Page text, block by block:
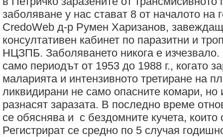
маслини
заболяване у нас стават 8 от началото на
CredoWeb д-р Румен Харизанов,
консултативен кабинет по паразитни и
НЦЗПБ. Заболяването никога е
само периодът от 1953 до 1988 г., когато
маларията и интензивното третиране на
ликвидирани не само опасните комари,
разнасят заразата. В последно време
се обяснява и с бездомните кучета, които
Регистрират се средно по 5 случая